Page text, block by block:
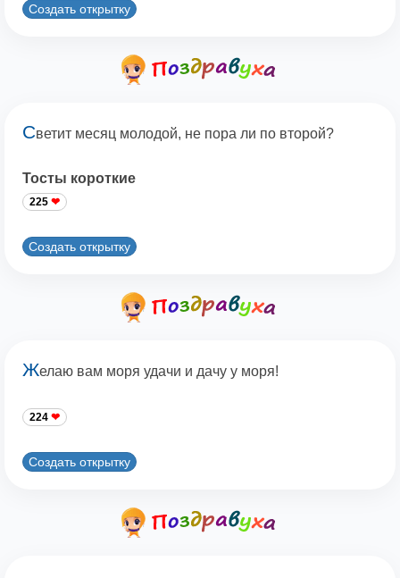
Создать открытку
Светит месяц молодой, не пора ли по второй?
Тосты короткие
225
Создать открытку
Желаю вам моря удачи и дачу у моря!
224
Создать открытку